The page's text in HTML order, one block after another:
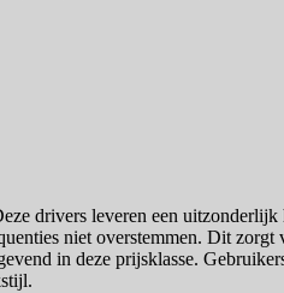
drivers leveren een
niet overstemmen. Dit zorgt
in deze prijsklasse.